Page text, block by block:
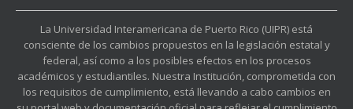
La Universidad Interamericana de Puerto Rico (UIPR) está
consciente de los cambios propuestos en la legislación estatal y
federal, así como a los posibles efectos en los procesos
académicos y estudiantiles. Nuestra Institución, comprometida con
los requisitos de cumplimiento, está llevando a cabo cambios en